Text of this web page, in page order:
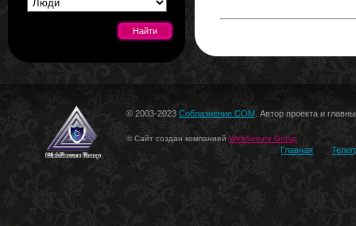
© 2003-2023 Соблазнение.COM . Автор проекта и
© Сайт создан компанией WebSecure Group
Главная